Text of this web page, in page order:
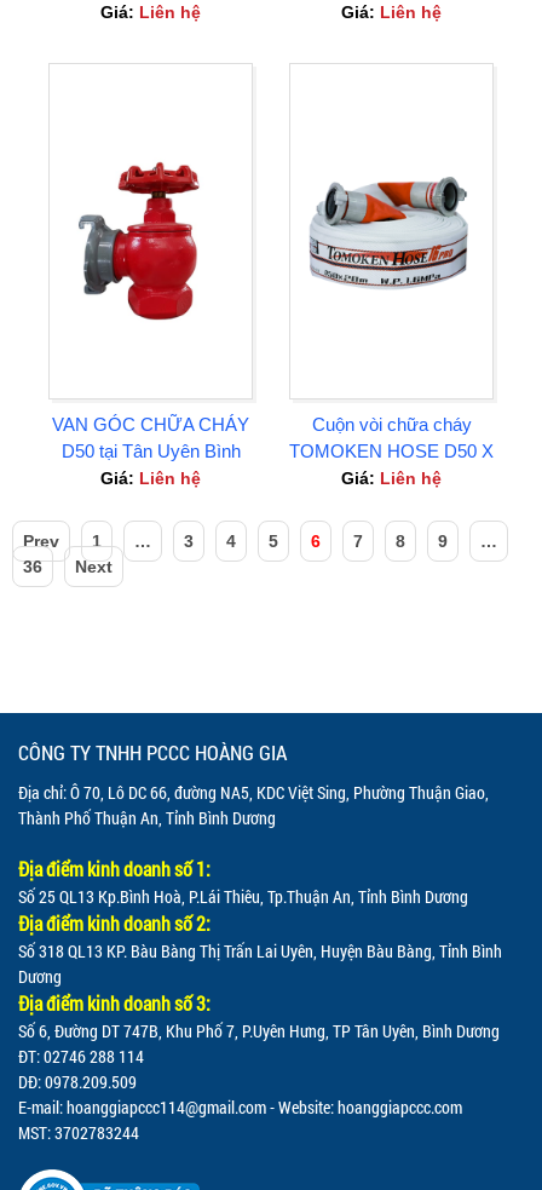
Tân Uyên Bình Dương
Giá: Liên hệ
Uyên Bình Dương
Giá: Liên hệ
VAN GÓC CHỮA CHÁY
D50 tại Tân Uyên Bình
Dương
Giá: Liên hệ
Cuộn vòi chữa cháy
TOMOKEN HOSE D50 X
1.6MPA X 20M tại Bình
Giá: Liên hệ
Prev 1 … 3 4 5 6 7 8 9
…
36
Next
CÔNG TY TNHH PCCC HOÀNG GIA
Địa chỉ: Ô 70, Lô DC 66, đường NA5, KDC Việt Sing, Phường Thuận Giao,
Thành Phố Thuận An, Tỉnh Bình Dương
Địa điểm kinh doanh số 1:
Số 25 QL13 Kp.Bình Hoà, P.Lái Thiêu, Tp.Thuận An, Tỉnh Bình Dương
Địa điểm kinh doanh số 2:
Số 318 QL13 KP. Bàu Bàng Thị Trấn Lai Uyên, Huyện Bàu Bàng, Tỉnh Bình
Dương
Địa điểm kinh doanh số 3:
Số 6, Đường DT 747B, Khu Phố 7, P.Uyên Hưng, TP Tân Uyên, Bình Dương
ĐT: 02746 288 114
DĐ: 0978.209.509
E-mail:hoanggiapccc114@gmail.com- Website: hoanggiapccc.com
MST: 3702783244